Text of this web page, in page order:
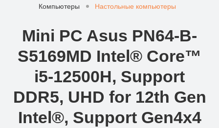
Компьютеры
Настольные компьютеры
Mini PC Asus PN64-B-
S5169MD Intel® Core™
i5-12500H, Support
DDR5, UHD for 12th Gen
Intel®, Support Gen4x4